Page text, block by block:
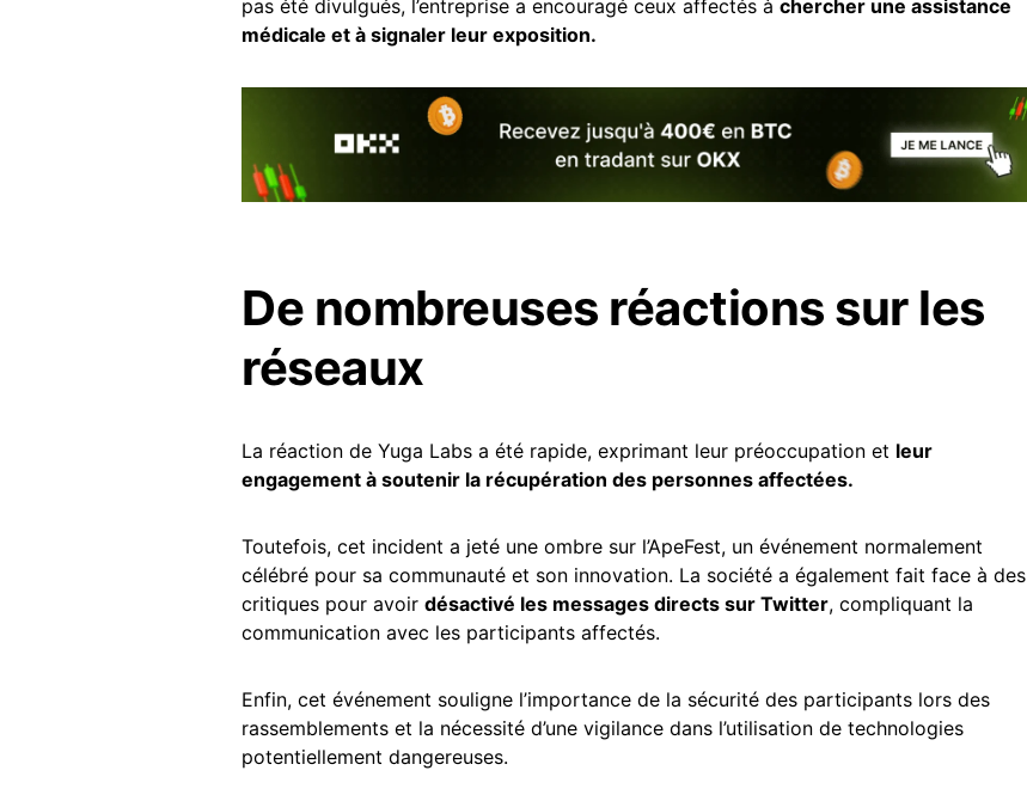
pas été divulgués, l’entreprise a encouragé ceux affectés à chercher une assistance
médicale et à signaler leur exposition.
De nombreuses réactions sur les
réseaux
La réaction de Yuga Labs a été rapide, exprimant leur préoccupation et leur
engagement à soutenir la récupération des personnes affectées.
Toutefois, cet incident a jeté une ombre sur l’ApeFest, un événement normalement
célébré pour sa communauté et son innovation. La société a également fait face à des
critiques pour avoir désactivé les messages directs sur Twitter, compliquant la
communication avec les participants affectés.
Enfin, cet événement souligne l’importance de la sécurité des participants lors des
rassemblements et la nécessité d’une vigilance dans l’utilisation de technologies
potentiellement dangereuses.